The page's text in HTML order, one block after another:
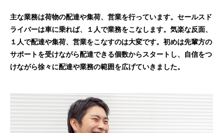
主な業務は荷物の配達や集荷、営業を行っています。セールスド
ライバーは車に乗れば、１人で業務をこなします。気楽な反面、
１人で配達や集荷、営業をこなすのは大変です。初めは先輩方の
サポートを受けながら配達できる個数からスタートし、自信をつ
けながら徐々に配達や業務の範囲を広げていきました。